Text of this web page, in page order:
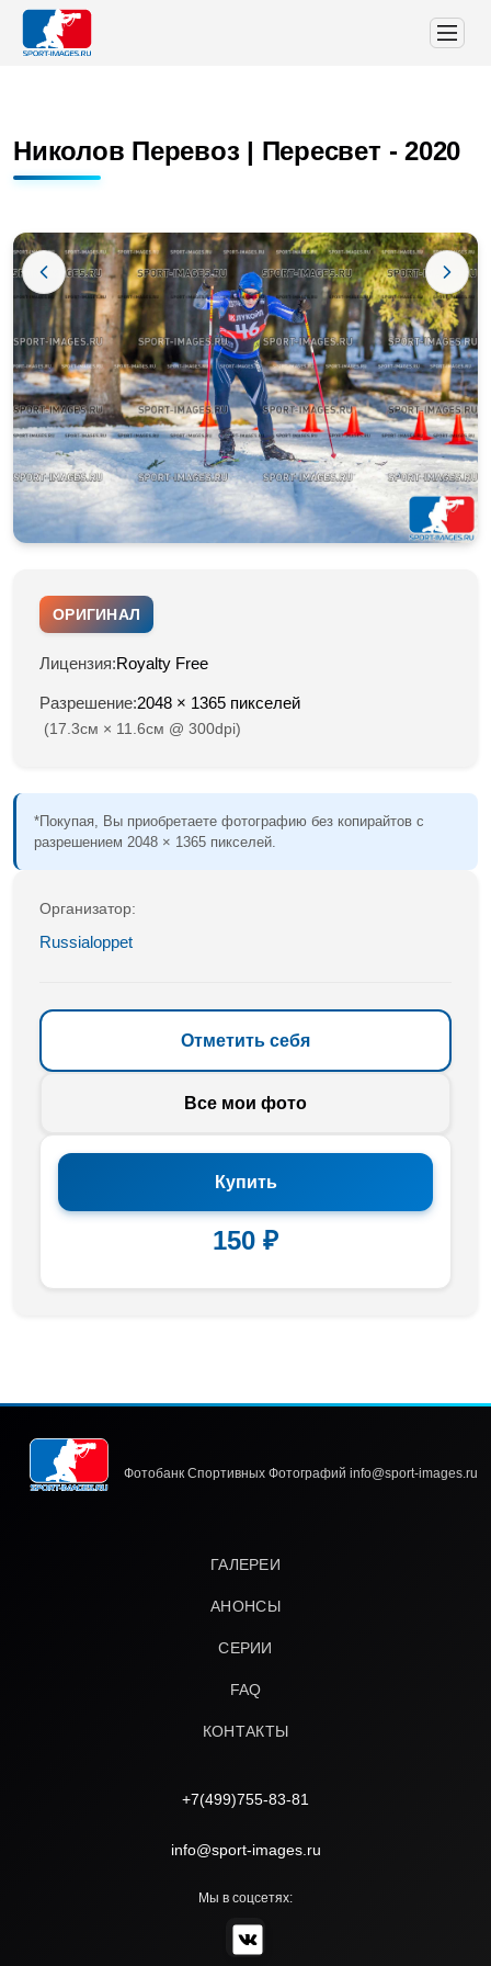
Николов Перевоз | Пересвет - 2020
ОРИГИНАЛ
Лицензия:Royalty Free
Разрешение:2048 × 1365 пикселей
(17.3см × 11.6см @ 300dpi)
*Покупая, Вы приобретаете фотографию без копирайтов с
разрешением 2048 × 1365 пикселей.
Организатор:
Russialoppet
Отметить себя
Все мои фото
Купить
150 ₽
Фотобанк Спортивных Фотографий info@sport-images.ru
ГАЛЕРЕИ
АНОНСЫ
СЕРИИ
FAQ
КОНТАКТЫ
+7(499)755-83-81
info@sport-images.ru
Мы в соцсетях: